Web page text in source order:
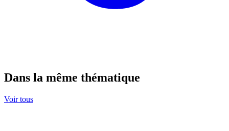
Dans la même thématique
Voir tous